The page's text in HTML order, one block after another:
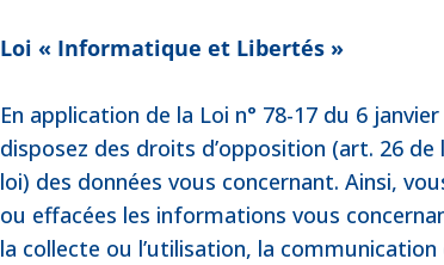
Loi « Informatique et Libertés »
En application de la Loi n° 78-17 du 6
disposez des droits d’opposition (art. 26
loi) des données vous concernant. Ainsi,
ou effacées les informations vous
la collecte ou l’utilisation, la